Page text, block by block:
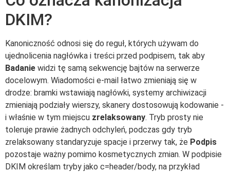
DKIM?
Kanoniczność odnosi się do reguł, których używam do
ujednolicenia nagłówka i treści przed podpisem, tak aby
Badanie widzi tę samą sekwencję bajtów na serwerze
docelowym. Wiadomości e-mail łatwo zmieniają się w
drodze: bramki wstawiają nagłówki, systemy archiwizacji
zmieniają podziały wierszy, skanery dostosowują kodowanie -
i właśnie w tym miejscu zrelaksowany. Tryb prosty nie
toleruje prawie żadnych odchyleń, podczas gdy tryb
zrelaksowany standaryzuje spacje i przerwy tak, że Podpis
pozostaje ważny pomimo kosmetycznych zmian. W podpisie
DKIM określam tryby jako c=header/body, na przykład